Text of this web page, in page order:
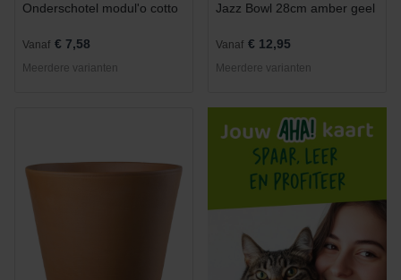
Onderschotel modul'o cotto
Vanaf € 7,58
Meerdere varianten
Jazz Bowl 28cm amber geel
Vanaf € 12,95
Meerdere varianten